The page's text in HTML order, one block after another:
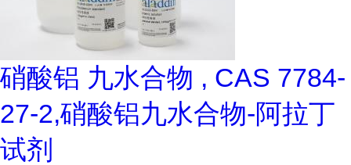
硝酸铝 九水合物 , CAS 7784-
27-2,硝酸铝九水合物-阿拉丁
试剂